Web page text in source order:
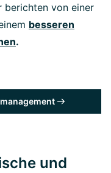
berichten von einer
besseren
.
und